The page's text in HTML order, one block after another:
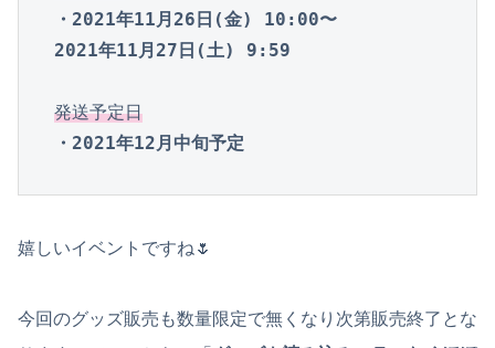
・2021年11月26日(金) 10:00〜
2021年11月27日(土) 9:59
発送予定日
・2021年12月中旬予定
嬉しいイベントですね🌷
今回のグッズ販売も数量限定で無くなり次第販売終了とな